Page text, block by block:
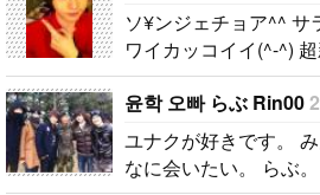
ソ¥ンジェチョア^^ サ
ワイカッコイイ(^-
なかよくしてください
윤학 오빠 らぶ Rin00
ユナクが好きです。
なに会いたい。 らぶ